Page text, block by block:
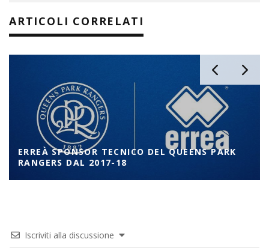
ARTICOLI CORRELATI
ERREÀ SPONSOR TECNICO DEL QUEENS PARK
RANGERS DAL 2017-18
Iscriviti alla discussione